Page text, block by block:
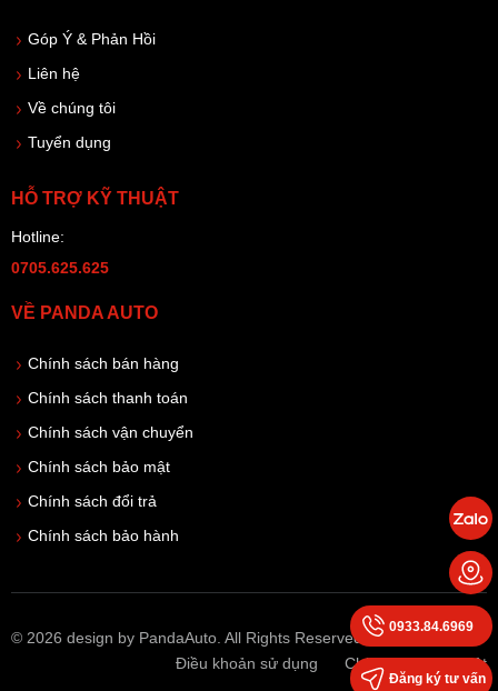
Góp Ý & Phản Hồi
Liên hệ
Về chúng tôi
Tuyển dụng
HỖ TRỢ KỸ THUẬT
Hotline:
0705.625.625
VỀ PANDA AUTO
Chính sách bán hàng
Chính sách thanh toán
Chính sách vận chuyển
Chính sách bảo mật
Chính sách đổi trả
Chính sách bảo hành
© 2026 design by PandaAuto. All Rights Reserved
Điều khoản sử dụng
Chính sách bảo mật
0933.84.6969
Đăng ký tư vấn